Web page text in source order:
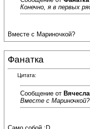
Конечно, я в первых
Вместе с Мариночкой?
Фанатка
Цитата:
Сообщение от
Вместе с Мариночкой?